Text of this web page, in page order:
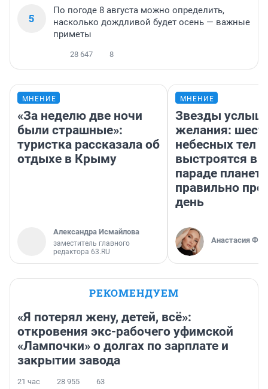
5
По погоде 8 августа можно определить,
насколько дождливой будет осень — важные
приметы
28 647 8
МНЕНИЕ
«За неделю две ночи
были страшные»:
туристка рассказала об
отдыхе в Крыму
Александра Исмайлова
заместитель главного
редактора 63.RU
МНЕНИЕ
Звезды
желания:
небесных тел
выстроятся в
параде планет
правильно
день
Анастасия
РЕКОМЕНДУЕМ
«Я потерял жену, детей, всё»:
откровения экс-рабочего уфимской
«Лампочки» о долгах по зарплате и
закрытии завода
21 час 28 955 63